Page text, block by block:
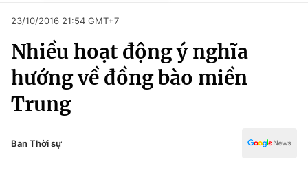
Chuyên mục
Chính trị
Xã hội
Pháp luật
Thể thao
Truyền hình
Văn hóa - Giải trí
Đời sống
23/10/2016 21:54 GMT+7
Nhiều hoạt động ý nghĩa
hướng về đồng bào miền
Trung
Ban Thời sự